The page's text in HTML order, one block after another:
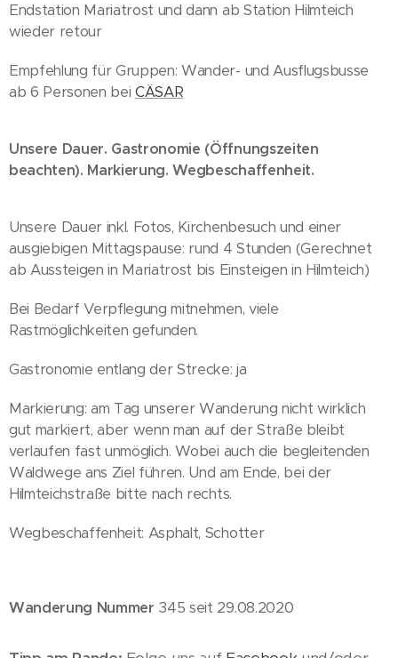
Endstation Mariatrost und dann ab Station Hilmteich
wieder retour
Empfehlung für Gruppen: Wander- und Ausflugsbusse
ab 6 Personen beiCÄSAR
Unsere Dauer. Gastronomie (Öffnungszeiten
beachten). Markierung. Wegbeschaffenheit.
Unsere Dauer inkl. Fotos, Kirchenbesuch und einer
ausgiebigen Mittagspause: rund 4 Stunden (Gerechnet
ab Aussteigen in Mariatrost bis Einsteigen in Hilmteich)
Bei Bedarf Verpflegung mitnehmen, viele
Rastmöglichkeiten gefunden.
Gastronomie entlang der Strecke: ja
Markierung: am Tag unserer Wanderung nicht wirklich
gut markiert, aber wenn man auf der Straße bleibt
verlaufen fast unmöglich. Wobei auch die begleitenden
Waldwege ans Ziel führen. Und am Ende, bei der
Hilmteichstraße bitte nach rechts.
Wegbeschaffenheit: Asphalt, Schotter
Wanderung Nummer 345 seit 29.08.2020